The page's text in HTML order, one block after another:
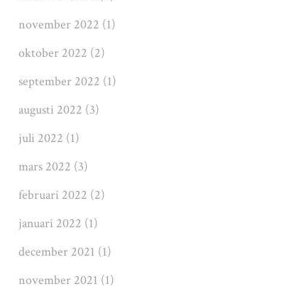
november 2022 (1)
oktober 2022 (2)
september 2022 (1)
augusti 2022 (3)
juli 2022 (1)
mars 2022 (3)
februari 2022 (2)
januari 2022 (1)
december 2021 (1)
november 2021 (1)